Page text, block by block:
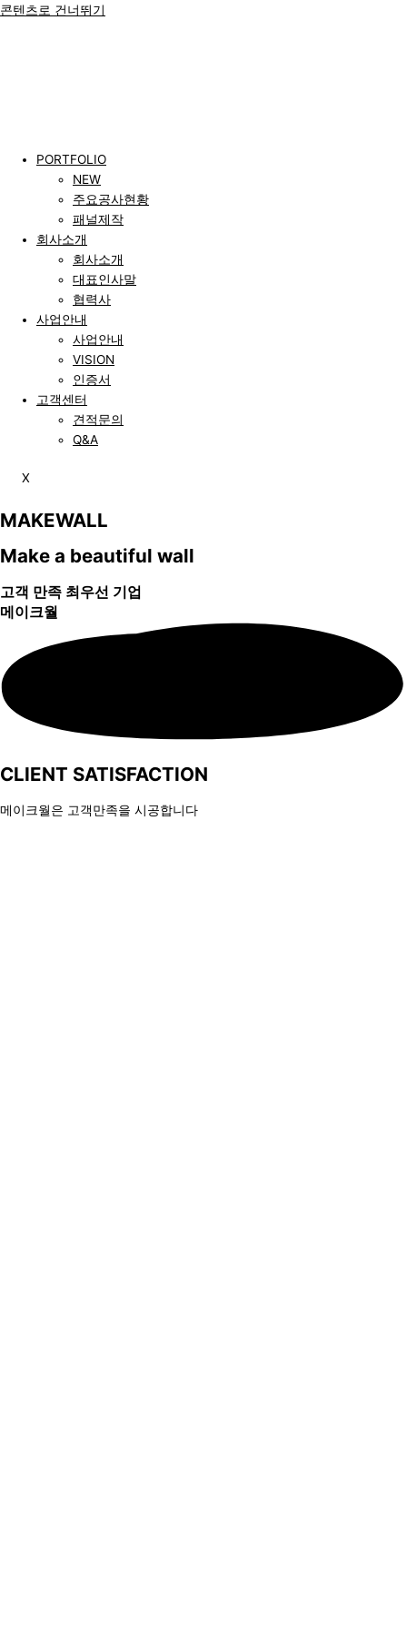
콘텐츠로 건너뛰기
PORTFOLIO
NEW
주요공사현황
패널제작
회사소개
회사소개
대표인사말
협력사
사업안내
사업안내
VISION
인증서
고객센터
견적문의
Q&A
X
MAKEWALL
Make a beautiful wall
고객 만족 최우선 기업
메이크월
CLIENT SATISFACTION
메이크월은 고객만족을 시공합니다